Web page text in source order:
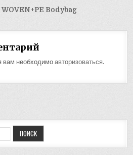
WOVEN+PE Bodybag
вам необходимоавторизоваться.
ПОИСК